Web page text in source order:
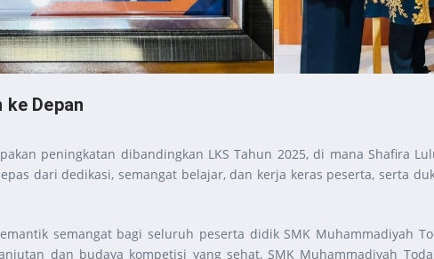
Depan
peningkatan dibandingkan LKS Tahun 2025, di mana Shafira
dari dedikasi, semangat belajar, dan kerja keras peserta, serta
semangat bagi seluruh peserta didik SMK Muhammadiyah
dan budaya kompetisi yang sehat, SMK Muhammadiyah